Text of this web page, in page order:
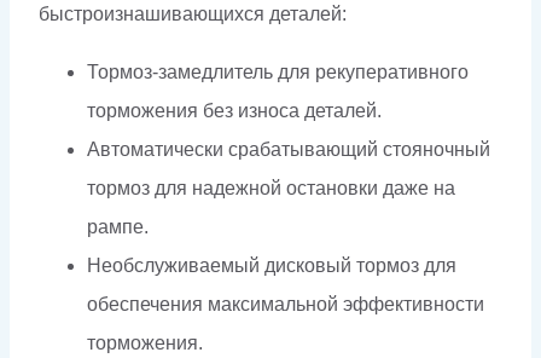
быстроизнашивающихся деталей:
Тормоз-замедлитель для рекуперативного
торможения без износа деталей.
Автоматически срабатывающий стояночный
тормоз для надежной остановки даже на
рампе.
Необслуживаемый дисковый тормоз для
обеспечения максимальной эффективности
торможения.